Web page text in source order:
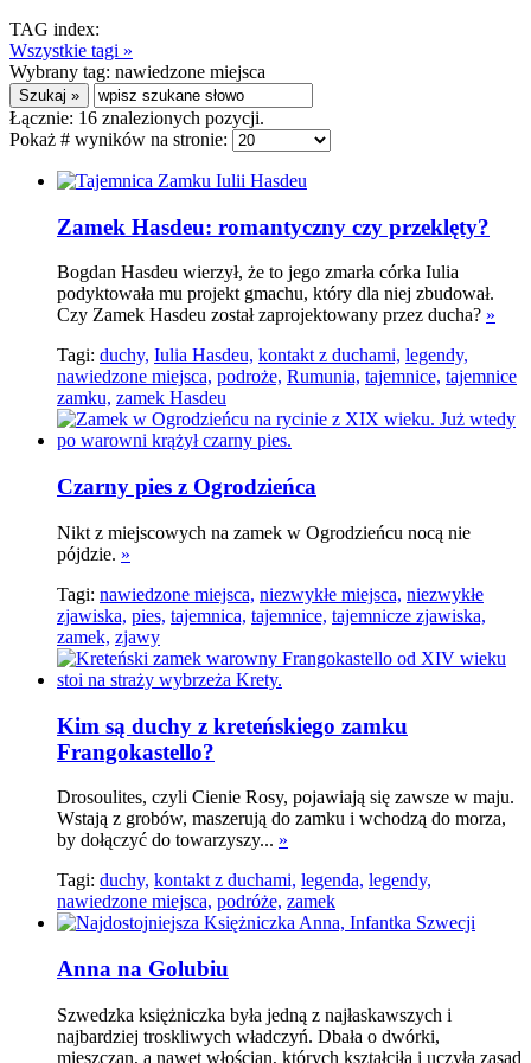
TAG index:
Wszystkie tagi »
Wybrany tag: nawiedzone miejsca
Łącznie: 16 znalezionych pozycji.
Pokaż # wyników na stronie:
Zamek Hasdeu: romantyczny czy przeklęty?
Bogdan Hasdeu wierzył, że to jego zmarła córka Iulia
podyktowała mu projekt gmachu, który dla niej zbudował.
Czy Zamek Hasdeu został zaprojektowany przez ducha? »
Tagi: duchy, Iulia Hasdeu, kontakt z duchami, legendy,
nawiedzone miejsca, podroże, Rumunia, tajemnice, tajemnice
zamku, zamek Hasdeu
Czarny pies z Ogrodzieńca
Nikt z miejscowych na zamek w Ogrodzieńcu nocą nie
pójdzie. »
Tagi: nawiedzone miejsca, niezwykłe miejsca, niezwykłe
zjawiska, pies, tajemnica, tajemnice, tajemnicze zjawiska,
zamek, zjawy
Kim są duchy z kreteńskiego zamku
Frangokastello?
Drosoulites, czyli Cienie Rosy, pojawiają się zawsze w maju.
Wstają z grobów, maszerują do zamku i wchodzą do morza,
by dołączyć do towarzyszy... »
Tagi: duchy, kontakt z duchami, legenda, legendy,
nawiedzone miejsca, podróże, zamek
Anna na Golubiu
Szwedzka księżniczka była jedną z najłaskawszych i
najbardziej troskliwych władczyń. Dbała o dwórki,
mieszczan, a nawet włościan, których kształciła i uczyła zasad